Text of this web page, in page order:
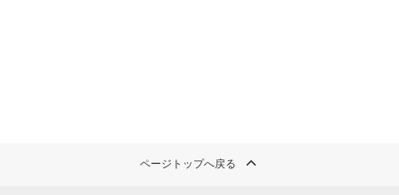
ページトップへ戻る